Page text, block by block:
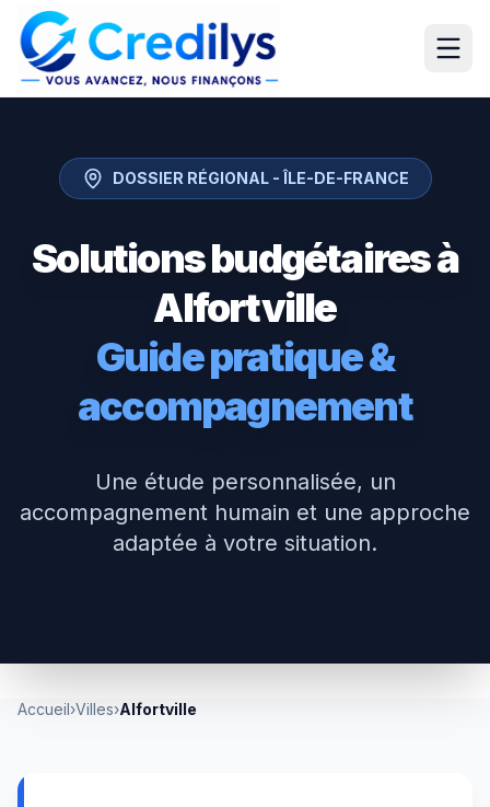
DOSSIER RÉGIONAL -ÎLE-DE-FRANCE
Solutions budgétaires à
Alfortville
Guide pratique &
accompagnement
Une étude personnalisée, un
accompagnement humain et une approche
adaptée à votre situation.
Accueil›Villes›Alfortville